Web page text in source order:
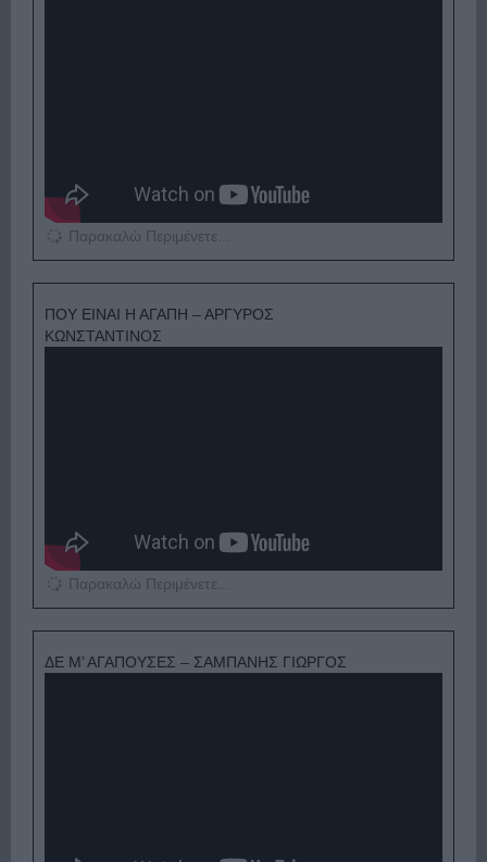
Παρακαλώ Περιμένετε...
ΠΟΥ ΕΙΝΑΙ Η ΑΓΑΠΗ – ΑΡΓΥΡΟΣ
ΚΩΝΣΤΑΝΤΙΝΟΣ
Παρακαλώ Περιμένετε...
ΔΕ Μ’ ΑΓΑΠΟΥΣΕΣ – ΣΑΜΠΑΝΗΣ ΓΙΩΡΓΟΣ